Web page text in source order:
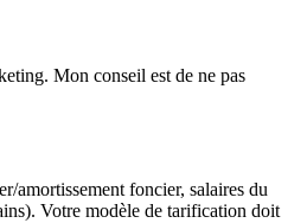
Mon conseil est de ne pas
amortissement foncier, salaires du
Votre modèle de tarification doit